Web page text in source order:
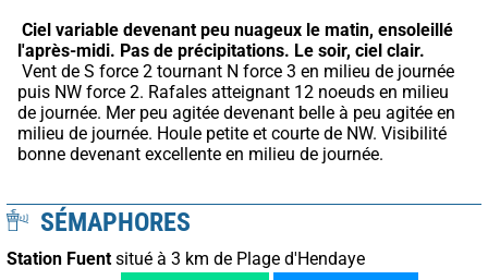
Ciel variable devenant peu nuageux le matin, ensoleillé
l'après-midi. Pas de précipitations. Le soir, ciel clair.
puis NW force 2. Rafales atteignant 12 noeuds en milieu
de journée. Mer peu agitée devenant belle à peu agitée en
milieu de journée. Houle petite et courte de NW. Visibilité
bonne devenant excellente en milieu de journée.
SÉMAPHORES
Station Fuent situé à 3 km de Plage d'Hendaye